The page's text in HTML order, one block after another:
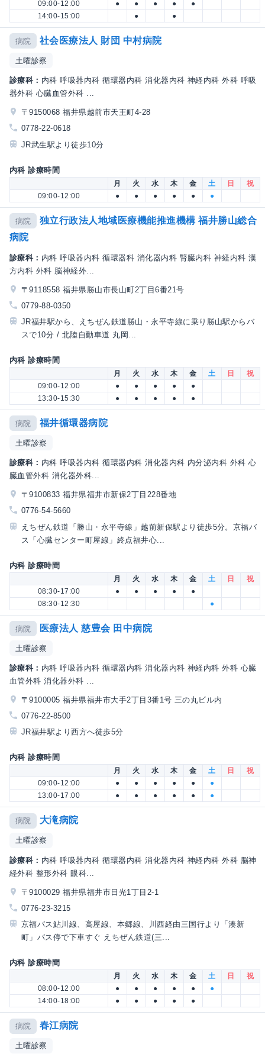
09:00-12:00 ● ● ● ●
●
14:00-15:00
● ●
病院 社会医療法人 財団 中村病院
土曜診察
診療科： 内科 呼吸器内科 循環器内科 消化器内科 神経内科 外科 呼吸
器外科 心臓血管外科 ...
〒9150068 福井県越前市天王町4-28
0778-22-0618
JR武生駅より徒歩10分
内科 診療時間
月 火 水 木 金 土 日
祝
09:00-12:00
● ● ● ● ● ●
病院
独立行政法人地域医療機能推進機構 福井勝山総合
病院
診療科： 内科 呼吸器内科 循環器科 消化器内科 腎臓内科 神経内科 漢
方内科 外科 脳神経外...
〒9118558 福井県勝山市長山町2丁目6番21号
0779-88-0350
JR福井駅から、えちぜん鉄道勝山・永平寺線に乗り勝山駅からバ
スで10分 / 北陸自動車道 丸岡...
内科 診療時間
月 火 水 木 金 土 日
祝
09:00-12:00
● ● ● ●
●
13:30-15:30
● ● ● ● ●
病院 福井循環器病院
土曜診察
診療科： 内科 呼吸器内科 循環器内科 消化器内科 内分泌内科 外科 心
臓血管外科 消化器外科...
〒9100833 福井県福井市新保2丁目228番地
0776-54-5660
えちぜん鉄道「勝山・永平寺線」越前新保駅より徒歩5分。京福バ
ス「心臓センター町屋線」終点福井心...
内科 診療時間
月 火 水 木 金 土 日
祝
08:30-17:00
● ● ● ●
●
08:30-12:30
●
病院 医療法人 慈豊会 田中病院
土曜診察
診療科： 内科 呼吸器内科 循環器内科 消化器内科 神経内科 外科 心臓
血管外科 消化器外科 ...
〒9100005 福井県福井市大手2丁目3番1号 三の丸ビル内
0776-22-8500
JR福井駅より西方へ徒歩5分
内科 診療時間
月 火 水 木 金 土 日
祝
09:00-12:00
● ● ● ● ●
●
13:00-17:00
● ● ● ● ● ●
病院 大滝病院
土曜診察
診療科： 内科 呼吸器内科 循環器内科 消化器内科 神経内科 外科 脳神
経外科 整形外科 眼科...
〒9100029 福井県福井市日光1丁目2-1
0776-23-3215
京福バス鮎川線、高屋線、本郷線、川西経由三国行より「湊新
町」バス停で下車すぐ えちぜん鉄道(三...
内科 診療時間
月 火 水 木 金 土 日
祝
08:00-12:00
● ● ● ● ●
●
14:00-18:00
● ● ● ● ●
病院 春江病院
土曜診察